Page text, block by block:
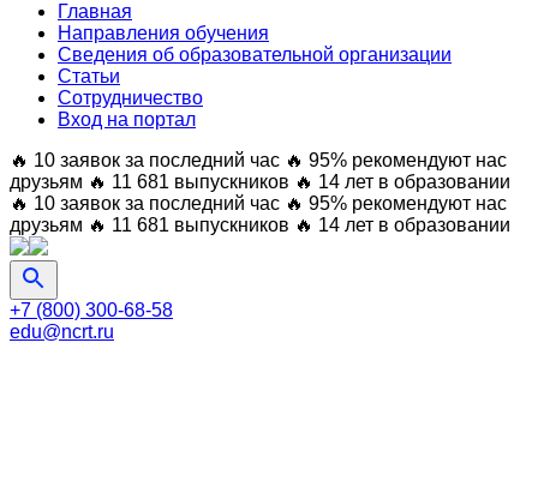
Главная
Направления обучения
Сведения об образовательной организации
Статьи
Сотрудничество
Вход на портал
🔥 10 заявок за последний час 🔥 95% рекомендуют нас
друзьям 🔥 11 681 выпускников 🔥 14 лет в образовании
🔥 10 заявок за последний час 🔥 95% рекомендуют нас
друзьям 🔥 11 681 выпускников 🔥 14 лет в образовании
+7 (800) 300-68-58
edu@ncrt.ru